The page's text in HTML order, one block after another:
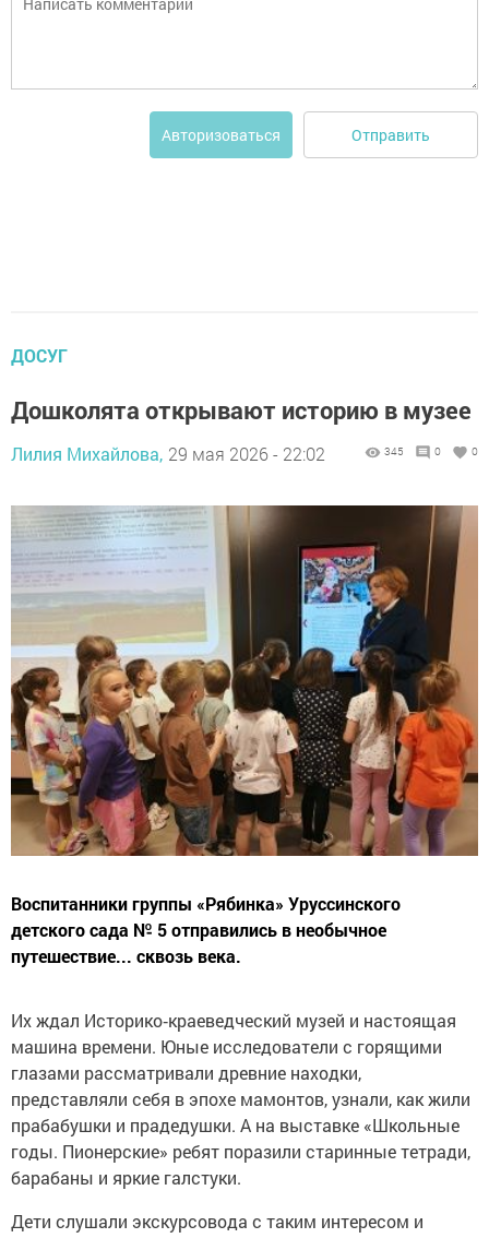
Авторизоваться Отправить
ДОСУГ
Дошколята открывают историю в музее
Лилия Михайлова, 29 мая 2026 - 22:02 345 0 0
Воспитанники группы «Рябинка» Уруссинского
детского сада № 5 отправились в необычное
путешествие... сквозь века.
Их ждал Историко‑краеведческий музей и настоящая
машина времени. Юные исследователи с горящими
глазами рассматривали древние находки,
представляли себя в эпохе мамонтов, узнали, как жили
прабабушки и прадедушки. А на выставке «Школьные
годы. Пионерские» ребят поразили старинные тетради,
барабаны и яркие галстуки.
Дети слушали экскурсовода с таким интересом и